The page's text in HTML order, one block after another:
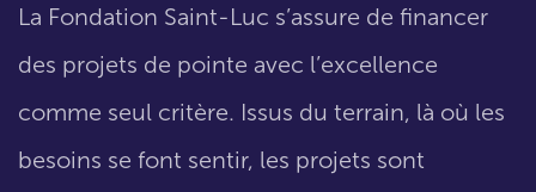
La Fondation Saint-Luc s’assure de financer
des projets de pointe avec l’excellence
comme seul critère. Issus du terrain, là où les
besoins se font sentir, les projets sont